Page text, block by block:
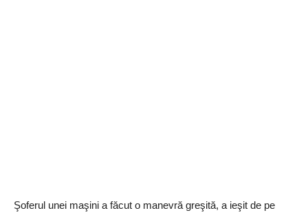
Şoferul unei maşini a făcut o manevră greşită, a ieşit de pe